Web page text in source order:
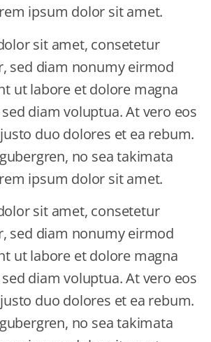
ipsum dolor sit amet.
sit amet, consetetur
sed diam nonumy eirmod
ut labore et dolore magna
diam voluptua. At vero eos
duo dolores et ea rebum.
no sea takimata
ipsum dolor sit amet.
sit amet, consetetur
sed diam nonumy eirmod
ut labore et dolore magna
diam voluptua. At vero eos
duo dolores et ea rebum.
no sea takimata